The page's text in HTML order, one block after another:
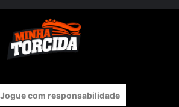
Jogue com responsabilidade